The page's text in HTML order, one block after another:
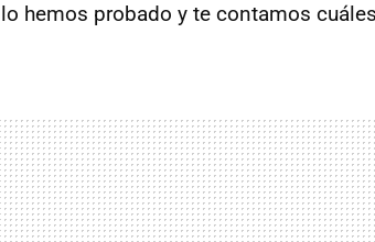
lo hemos probado y te contamos